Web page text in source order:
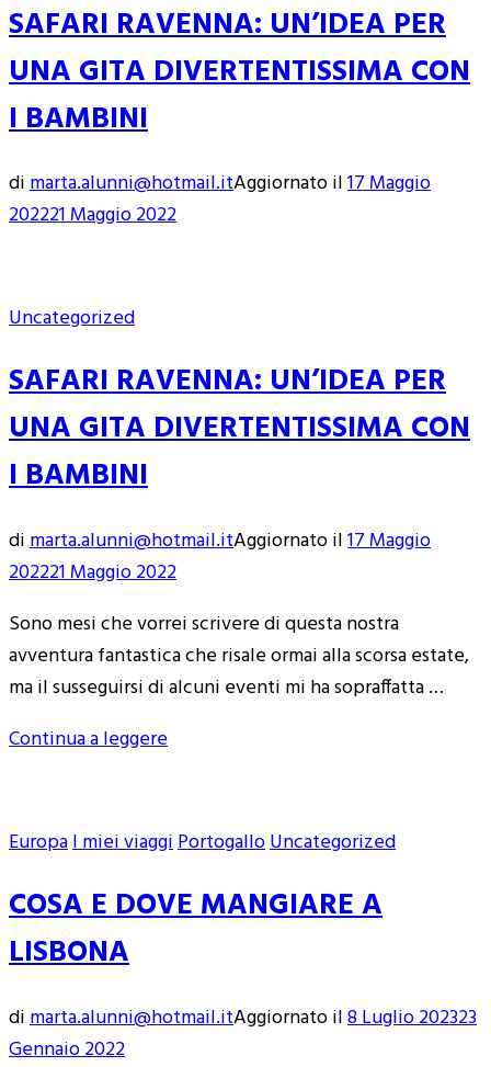
SAFARI RAVENNA: UN’IDEA PER
UNA GITA DIVERTENTISSIMA CON
I BAMBINI
dimarta.alunni@hotmail.itAggiornato il17 Maggio
202221 Maggio 2022
Uncategorized
SAFARI RAVENNA: UN’IDEA PER
UNA GITA DIVERTENTISSIMA CON
I BAMBINI
dimarta.alunni@hotmail.itAggiornato il17 Maggio
202221 Maggio 2022
Sono mesi che vorrei scrivere di questa nostra
avventura fantastica che risale ormai alla scorsa estate,
ma il susseguirsi di alcuni eventi mi ha sopraffatta …
Continua a leggere
EuropaI miei viaggiPortogalloUncategorized
COSA E DOVE MANGIARE A
LISBONA
dimarta.alunni@hotmail.itAggiornato il8 Luglio 202323
Gennaio 2022